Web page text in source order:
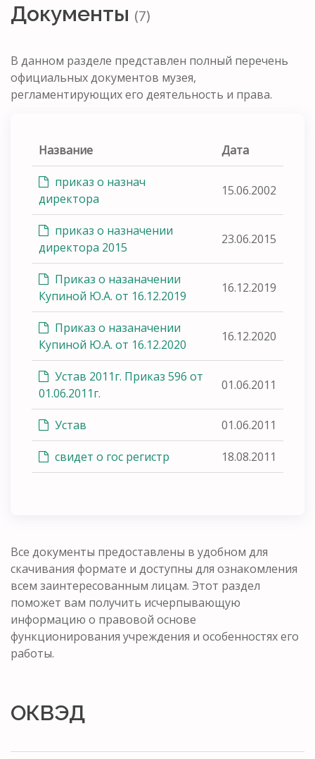
Документы (7)
В данном разделе представлен полный перечень
официальных документов музея,
регламентирующих его деятельность и права.
Название Дата
приказ о назнач
директора
15.06.2002
приказ о назначении
директора 2015
23.06.2015
Приказ о назаначении
Купиной Ю.А. от 16.12.2019
16.12.2019
Приказ о назаначении
Купиной Ю.А. от 16.12.2020
16.12.2020
Устав 2011г. Приказ 596 от
01.06.2011г.
01.06.2011
Устав 01.06.2011
свидет о гос регистр 18.08.2011
Все документы предоставлены в удобном для
скачивания формате и доступны для ознакомления
всем заинтересованным лицам. Этот раздел
поможет вам получить исчерпывающую
информацию о правовой основе
функционирования учреждения и особенностях его
работы.
ОКВЭД